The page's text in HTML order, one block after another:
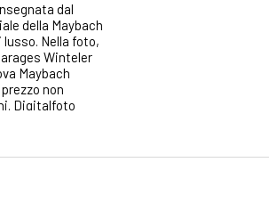
dal
della Maybach
Nella foto,
Winteler
Maybach
non
Digitalfoto